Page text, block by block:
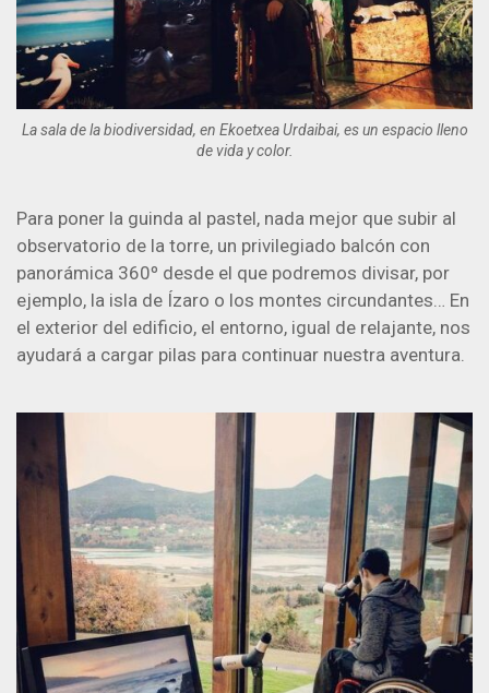
La sala de la biodiversidad, en Ekoetxea Urdaibai, es un espacio lleno
de vida y color.
Para poner la guinda al pastel, nada mejor que subir al
observatorio de la torre, un privilegiado balcón con
panorámica 360º desde el que podremos divisar, por
ejemplo, la isla de Ízaro o los montes circundantes… En
el exterior del edificio, el entorno, igual de relajante, nos
ayudará a cargar pilas para continuar nuestra aventura.